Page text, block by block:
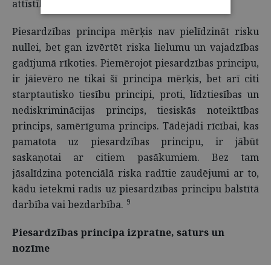
attīstību.
Piesardzības principa mērķis nav pielīdzināt risku
nullei, bet gan izvērtēt riska lielumu un vajadzības
gadījumā rīkoties. Piemērojot piesardzības principu,
ir jāievēro ne tikai šī principa mērķis, bet arī citi
starptautisko tiesību principi, proti, līdztiesības un
nediskriminācijas princips, tiesiskās noteiktības
princips, samērīguma princips. Tādējādi rīcībai, kas
pamatota uz piesardzības principu, ir jābūt
saskaņotai ar citiem pasākumiem. Bez tam
jāsalīdzina potenciālā riska radītie zaudējumi ar to,
kādu ietekmi radīs uz piesardzības principu balstītā
darbība vai bezdarbība. 9
Piesardzības principa izpratne, saturs un
nozīme